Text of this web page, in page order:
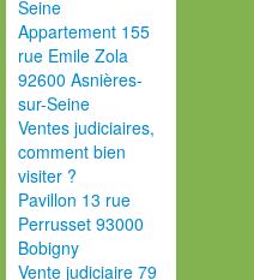
Seine
Appartement 155
rue Emile Zola
92600 Asnières-
sur-Seine
Ventes judiciaires,
comment bien
visiter ?
Pavillon 13 rue
Perrusset 93000
Bobigny
Vente judiciaire 79